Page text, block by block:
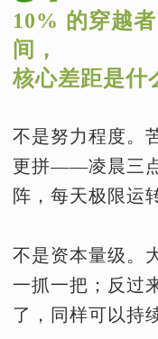
10% 的穿越
间，
核心差距是什
不是努力程度。
更拼——凌晨三
阵，每天极限运
不是资本量级。
一抓一把；反过
了，同样可以持